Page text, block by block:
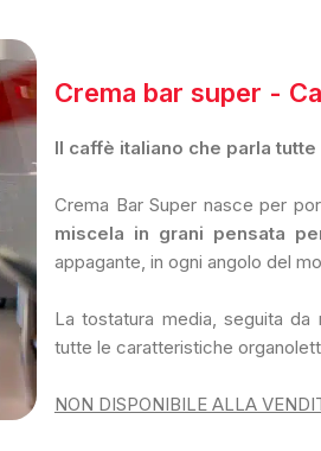
Crema bar super -
Il caffè italiano che parla
Crema Bar Super nasce per
miscela in grani pensata
appagante, in ogni angolo del
La tostatura media, seguita
tutte le caratteristiche
NON DISPONIBILE ALLA